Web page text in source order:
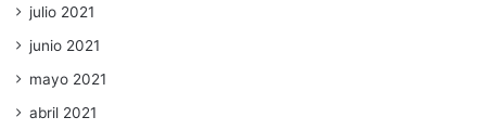
julio 2021
junio 2021
mayo 2021
abril 2021